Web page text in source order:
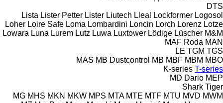
DTS
Lista Lister Petter Lister Liutech Lleal Lockformer Logosol
Loher Loire Safe Loma Lombardini Loncin Lorch Lorenz Lotze
Lowara Luna Lurem Lutz Luwa Luxtower Lödige Lüscher M&M
MAF Roda MAN
LE TGM TGS
MAS MB Dustcontrol MB MBF MBM MBO
K-series T-series
MD Dario MEP
Shark Tiger
MG MHS MKN MKW MPS MTA MTE MTF MTU MVD MWM